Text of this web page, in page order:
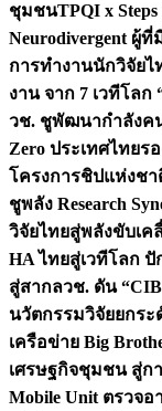
ชุมชนTPQI x
Neurodivergent ผู้
การทำงานนักวิจัยไ
งาน จาก 7 เวทีโล
วช. ชูพัฒนากำลังคน
Zero ประเทศไทยร
โครงการชิปแห่งชา
ชูพลัง Research
วิจัยไทยสู่พลังขับเค
HA ไทยสู่เวทีโลก
สู่สากลวช. ดัน
นวัตกรรมวิจัยยกร
เครือข่าย Big
เศรษฐกิจชุมชน สู่ก
Mobile Unit ตรวจ